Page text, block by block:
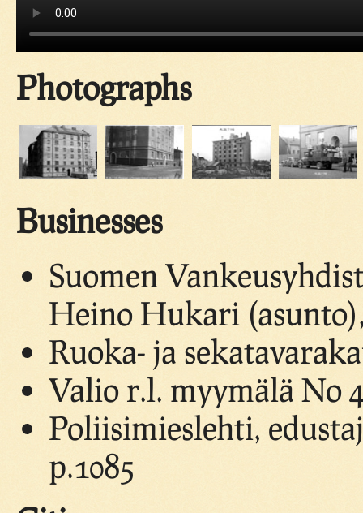
Photographs
Businesses
Suomen
Heino Hukari
Ruoka- ja
Valio r.l. myymälä No
Poliisimieslehti,
p.1085